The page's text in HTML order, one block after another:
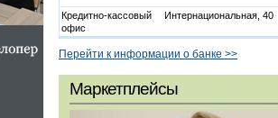
Кредитно-кассовый
офис
Интернациональная, 40
Перейти к информации о банке >>
Маркетплейсы